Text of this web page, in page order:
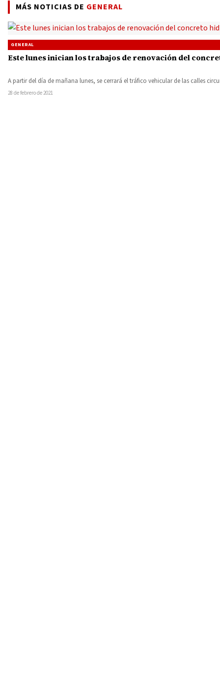
MÁS NOTICIAS DE GENERAL
GENERAL
Este lunes inician los trabajos de renovación del
A partir del día de mañana lunes, se cerrará el tráfico vehicular de las calles
28 de febrero de 2021